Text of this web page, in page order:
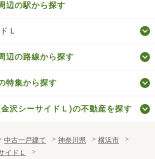
辺の駅から探す
Ｌ
辺の路線から探す
特集から探す
沢シーサイドＬ)の不動産を探す
中古一戸建て 神奈川県
横浜市
イドＬ